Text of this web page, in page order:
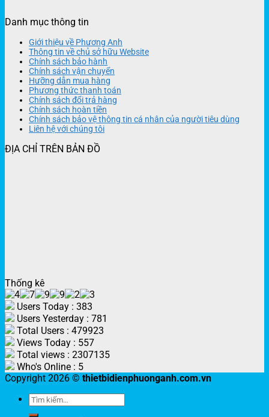
Danh mục thông tin
Giới thiệu về Phương Anh
Thông tin về chủ sở hữu Website
Chính sách bảo hành
Chính sách vận chuyển
Hưỡng dẫn mua hàng
Phương thức thanh toán
Chính sách đổi trả hàng
Chính sách hoàn tiền
Chính sách bảo vệ thông tin cá nhân của người tiêu dùng
Liên hệ với chúng tôi
ĐỊA CHỈ TRÊN BẢN ĐỒ
Thống kê
Users Today : 383
Users Yesterday : 781
Total Users : 479923
Views Today : 557
Total views : 2307135
Who's Online : 5
Copyright 2026 © thietbidienphuonganh.com.vn